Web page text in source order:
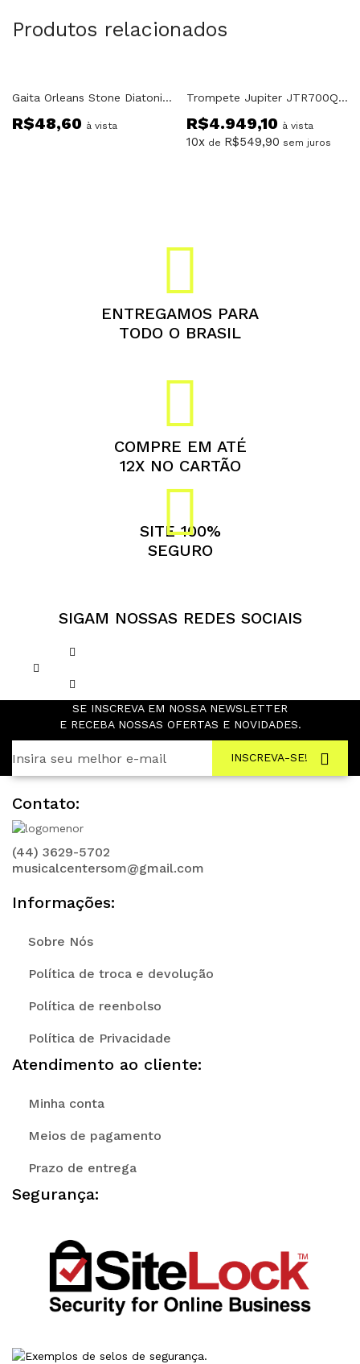
Produtos relacionados
Gaita Orleans Stone Diatonica C
R$48,60 à vista
Trompete Jupiter JTR700Q Laqueado Com Estojo
R$4.949,10 à vista
10x de R$549,90 sem juros
ENTREGAMOS PARA
TODO O BRASIL
COMPRE EM ATÉ
12X NO CARTÃO
SITE 100%
SEGURO
SIGAM NOSSAS REDES SOCIAIS
SE INSCREVA EM NOSSA NEWSLETTER
E RECEBA NOSSAS OFERTAS E NOVIDADES.
INSCREVA-SE!
Contato:
(44) 3629-5702
musicalcentersom@gmail.com
Informações:
Sobre Nós
Política de troca e devolução
Política de reenbolso
Política de Privacidade
Atendimento ao cliente:
Minha conta
Meios de pagamento
Prazo de entrega
Segurança: